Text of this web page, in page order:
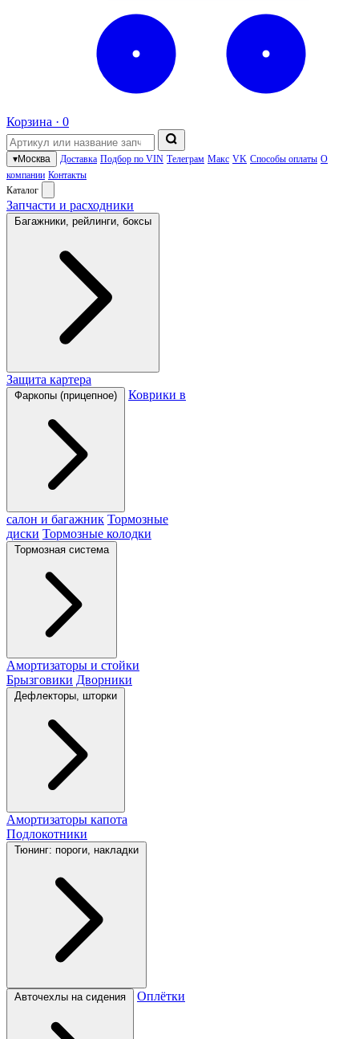
Корзина · 0
▾Москва Доставка Подбор по VIN Телеграм Макс VK Способы оплаты О
компании Контакты
Каталог
Запчасти и расходники
Багажники, рейлинги, боксы
Защита картера
Фаркопы (прицепное) Коврики в
салон и багажник Тормозные
диски Тормозные колодки
Тормозная система
Амортизаторы и стойки
Брызговики Дворники
Дефлекторы, шторки
Амортизаторы капота
Подлокотники
Тюнинг: пороги, накладки
Авточехлы на сидения Оплётки